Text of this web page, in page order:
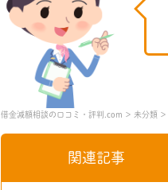
借金減額相談の口コミ・評判.com 未分類
関連記事